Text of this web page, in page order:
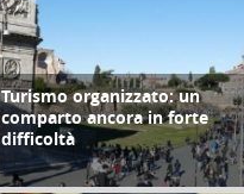
FOCUS
Turismo organizzato: un
comparto ancora in forte
difficoltà